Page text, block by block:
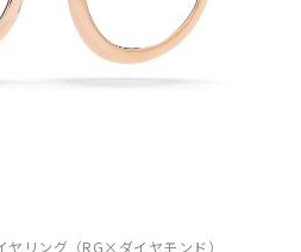
ヤリング（RG×ダイヤモンド）